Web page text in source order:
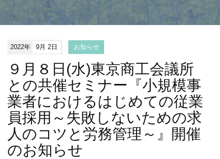
2022年 9月 2日 お知らせ
９月８日(水)東京商工会議所
との共催セミナー『小規模事
業者におけるはじめての従業
員採用～失敗しないための求
人のコツと労務管理～』開催
のお知らせ